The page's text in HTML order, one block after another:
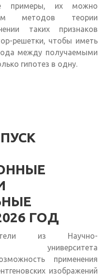
примеры, их можно
методов теории
таких признаков
решетки, чтобы иметь
между получаемыми
гипотез в одну.
ГОД
из Научно-
университета
применения
изображений